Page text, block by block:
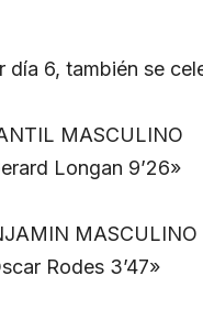
día 6, también se
MASCULINO
Longan 9’26»
MASCULINO
Rodes 3’47»